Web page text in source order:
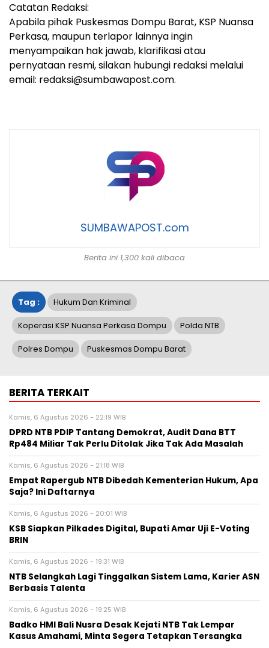
Catatan Redaksi:
Apabila pihak Puskesmas Dompu Barat, KSP Nuansa
Perkasa, maupun terlapor lainnya ingin
menyampaikan hak jawab, klarifikasi atau
pernyataan resmi, silakan hubungi redaksi melalui
email: redaksi@sumbawapost.com.
SUMBAWAPOST.com
Berita ini 1,300 kali dibaca
Tag : Hukum Dan Kriminal
Koperasi KSP Nuansa Perkasa Dompu Polda NTB
Polres Dompu Puskesmas Dompu Barat
BERITA TERKAIT
Kamis, 6 Agustus 2026 - 22:19 WIB
DPRD NTB PDIP Tantang Demokrat, Audit Dana BTT
Rp484 Miliar Tak Perlu Ditolak Jika Tak Ada Masalah
Kamis, 6 Agustus 2026 - 21:18 WIB
Empat Rapergub NTB Dibedah Kementerian Hukum, Apa
Saja? Ini Daftarnya
Kamis, 6 Agustus 2026 - 20:01 WIB
KSB Siapkan Pilkades Digital, Bupati Amar Uji E-Voting
BRIN
Kamis, 6 Agustus 2026 - 19:31 WIB
NTB Selangkah Lagi Tinggalkan Sistem Lama, Karier ASN
Berbasis Talenta
Kamis, 6 Agustus 2026 - 19:25 WIB
Badko HMI Bali Nusra Desak Kejati NTB Tak Lempar
Kasus Amahami, Minta Segera Tetapkan Tersangka